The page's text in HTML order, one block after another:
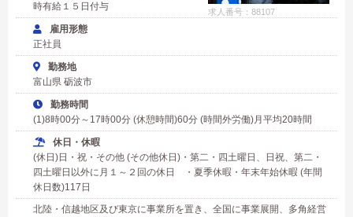
求人番号：88107
時有給１５日付与
雇用形態
正社員
勤務地
富山県 砺波市
勤務時間
(1)8時00分～17時00分 (休憩時間)60分 (時間外労働)月平均20時間
休日・休暇
(休日)日・祝・その他 (その他休日)・第二・四土曜日、日祝、第二・
四土曜日以外に月１～２回の休日 ・夏季休暇・年末年始休暇 (年間
休日数)117日
北陸・信越地区及び東京に事業所を置き、全国に事業展開、多角経営